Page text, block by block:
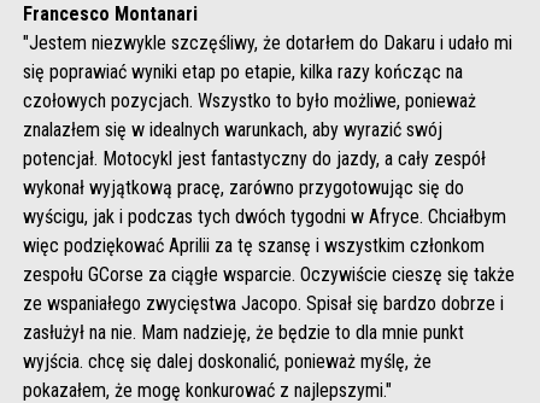
Francesco Montanari
"Jestem niezwykle szczęśliwy, że dotarłem do Dakaru i udało mi
się poprawiać wyniki etap po etapie, kilka razy kończąc na
czołowych pozycjach. Wszystko to było możliwe, ponieważ
znalazłem się w idealnych warunkach, aby wyrazić swój
potencjał. Motocykl jest fantastyczny do jazdy, a cały zespół
wykonał wyjątkową pracę, zarówno przygotowując się do
wyścigu, jak i podczas tych dwóch tygodni w Afryce. Chciałbym
więc podziękować Aprilii za tę szansę i wszystkim członkom
zespołu GCorse za ciągłe wsparcie. Oczywiście cieszę się także
ze wspaniałego zwycięstwa Jacopo. Spisał się bardzo dobrze i
zasłużył na nie. Mam nadzieję, że będzie to dla mnie punkt
wyjścia. chcę się dalej doskonalić, ponieważ myślę, że
pokazałem, że mogę konkurować z najlepszymi."